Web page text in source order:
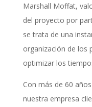
Marshall Moffat,
del proyecto por
se trata de una
organización de los
optimizar los
Con más de 60
nuestra empresa